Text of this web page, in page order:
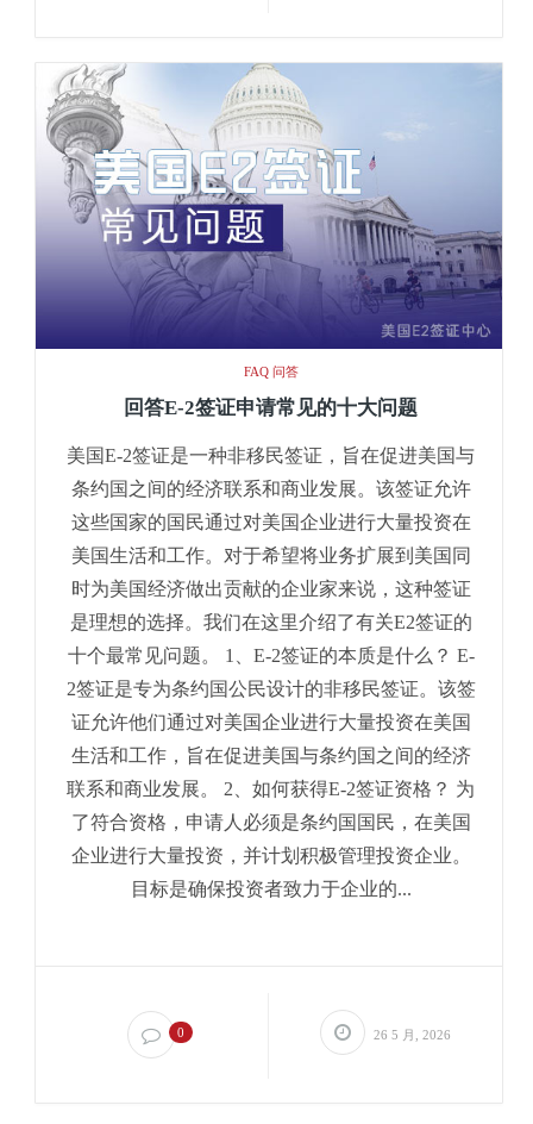
FAQ 问答
回答E-2签证申请常见的十大问题
美国E-2签证是一种非移民签证，旨在促进美国与
条约国之间的经济联系和商业发展。该签证允许
这些国家的国民通过对美国企业进行大量投资在
美国生活和工作。对于希望将业务扩展到美国同
时为美国经济做出贡献的企业家来说，这种签证
是理想的选择。我们在这里介绍了有关E2签证的
十个最常见问题。 1、E-2签证的本质是什么？ E-
2签证是专为条约国公民设计的非移民签证。该签
证允许他们通过对美国企业进行大量投资在美国
生活和工作，旨在促进美国与条约国之间的经济
联系和商业发展。 2、如何获得E-2签证资格？ 为
了符合资格，申请人必须是条约国国民，在美国
企业进行大量投资，并计划积极管理投资企业。
目标是确保投资者致力于企业的...
0 26 5 月, 2026